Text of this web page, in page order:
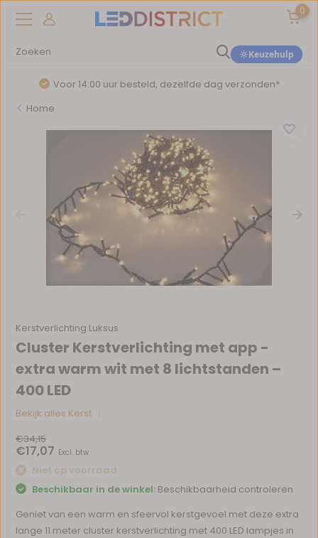
0
Keuzehulp
Voor 14:00 uur besteld, dezelfde dag verzonden*
Home
Kerstverlichting Luksus
Cluster Kerstverlichting met app -
extra warm wit met 8 lichtstanden –
400 LED
Bekijk alles Kerst
€34,15
€17,07 Excl. btw
Niet op voorraad
Beschikbaar in de winkel: Beschikbaarheid controleren
Geniet van een warm en sfeervol kerstgevoel met deze extra
lange 11 meter cluster kerstverlichting met 400 LED lampjes in